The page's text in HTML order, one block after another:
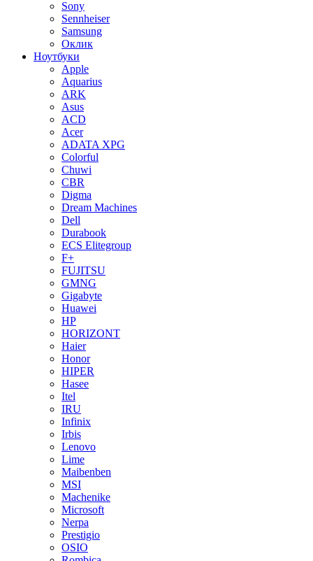
Sony
Sennheiser
Samsung
Оклик
Ноутбуки
Apple
Aquarius
ARK
Asus
ACD
Acer
ADATA XPG
Colorful
Chuwi
CBR
Digma
Dream Machines
Dell
Durabook
ECS Elitegroup
F+
FUJITSU
GMNG
Gigabyte
Huawei
HP
HORIZONT
Haier
Honor
HIPER
Hasee
Itel
IRU
Infinix
Irbis
Lenovo
Lime
Maibenben
MSI
Machenike
Microsoft
Nerpa
Prestigio
OSIO